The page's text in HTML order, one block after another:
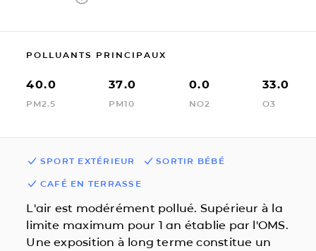
POLLUANTS PRINCIPAUX
40.0
PM2.5
37.0
PM10
0.0
NO2
33.0
O3
SPORT EXTÉRIEUR SORTIR BÉBÉ
CAFÉ EN TERRASSE
L'air est modérément pollué. Supérieur à la
limite maximum pour 1 an établie par l'OMS.
Une exposition à long terme constitue un